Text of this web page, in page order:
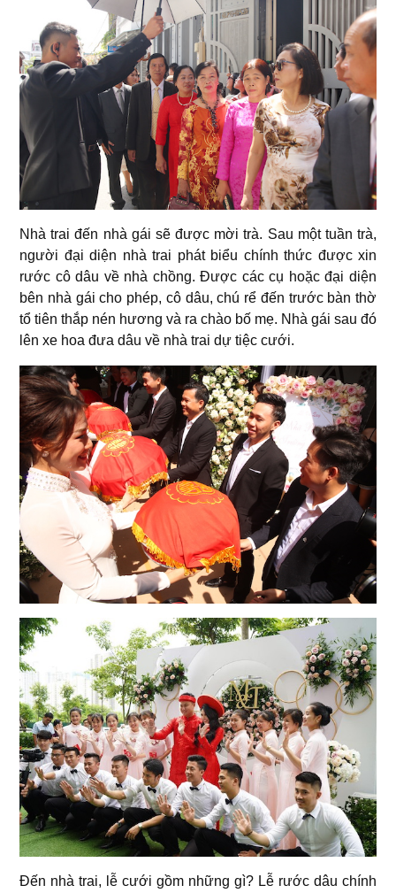
Nhà trai đến nhà gái sẽ được mời trà. Sau một tuần trà,
người đại diện nhà trai phát biểu chính thức được xin
rước cô dâu về nhà chồng. Được các cụ hoặc đại diện
bên nhà gái cho phép, cô dâu, chú rể đến trước bàn thờ
tổ tiên thắp nén hương và ra chào bố mẹ. Nhà gái sau đó
lên xe hoa đưa dâu về nhà trai dự tiệc cưới.
Đến nhà trai, lễ cưới gồm những gì? Lễ rước dâu chính